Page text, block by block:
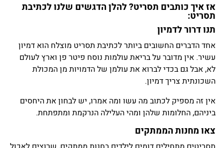
אז איך כותבים תסריט? להלן הדגשים שלנו לכתיבת
תסריט:
תנו דרור לדמיון
אחד הדברים החשובים ביותר לכתיבת תסריט מוצלח הוא דמיון
עשיר. אין מדובר על בריאת עולמות נוסח פיטר פן וארץ לעולם
לא, אבל גם בכדי לברוא את עולמן של הדמויות מן המכולת
השכונתית צריך דמיון.
אין זה מספיק לכתוב מה עשו ומה אמרו, יש לבחון את היחסים
ביניהם, החלומות שלהן ומהי העלילה הנרקמת ומתפתחת.
צאו מחנות הממתקים